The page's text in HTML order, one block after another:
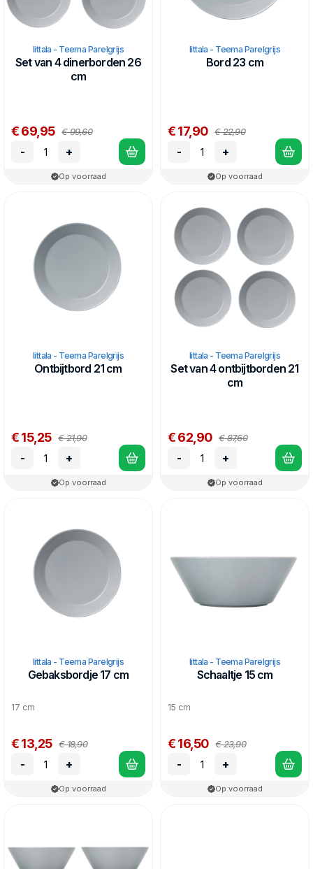
Iittala - Teema Parelgrijs
Set van 4 dinerborden 26
cm
€ 69,95 € 99,60
- +
Op voorraad
Iittala - Teema Parelgrijs
Bord 23 cm
€ 17,90 € 22,90
- +
Op voorraad
Iittala - Teema Parelgrijs
Ontbijtbord 21 cm
€ 15,25 € 21,90
- +
Op voorraad
Iittala - Teema Parelgrijs
Set van 4 ontbijtborden 21
cm
€ 62,90 € 87,60
- +
Op voorraad
Iittala - Teema Parelgrijs
Gebaksbordje 17 cm
17 cm
€ 13,25 € 18,90
- +
Op voorraad
Iittala - Teema Parelgrijs
Schaaltje 15 cm
15 cm
€ 16,50 € 23,90
- +
Op voorraad